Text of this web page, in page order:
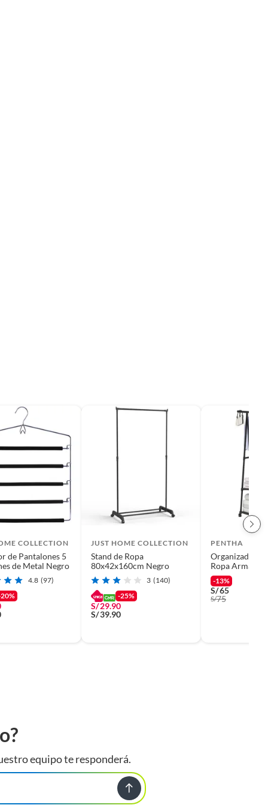
COLLECTION
de Pantalones 5
de Metal Negro
4.8 (97)
JUST HOME COLLECTION
Stand de Ropa
80x42x160cm Negro
3 (140)
-25%
S/29.90
S/39.90
PENTHA
Organizador
Ropa Armable
Movible Negro
-13%
S/65
S/75
equipo te responderá.